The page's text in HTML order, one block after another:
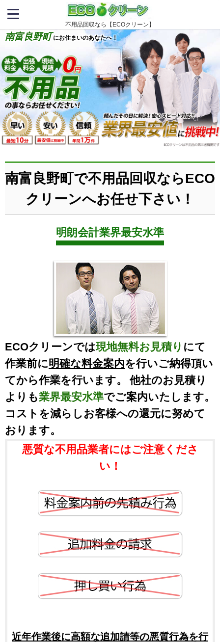
不用品回収なら【ECOクリーン】
南富良野町 にお住まいのあなたへ！
南富良野町で不用品回収ならECO
クリーンへお任せ下さい！
明朗会計業界最安水準
ECOクリーンでは現地無料お見積り にて
作業前に明確な料金案内を行いご納得頂い
てから作業を行います。 他社のお見積り
よりも業界最安水準でご案内いたします。
コストを減らしお客様への還元に努めて
おります。
悪質な不用品業者にはご注意くださ
い！
近年作業後に高額な追加請等の悪質行為を行